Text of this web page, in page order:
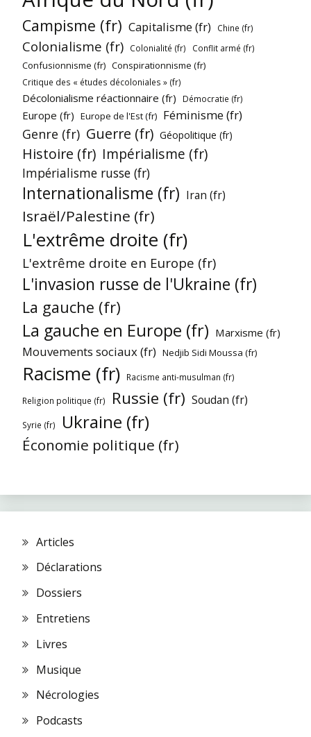
Campisme (fr) Capitalisme (fr) Chine (fr)
Colonialisme (fr) Colonialité (fr) Conflit armé (fr)
Confusionnisme (fr) Conspirationnisme (fr)
Critique des « études décoloniales » (fr)
Décolonialisme réactionnaire (fr) Démocratie (fr)
Europe (fr) Europe de l'Est (fr) Féminisme (fr)
Genre (fr) Guerre (fr) Géopolitique (fr)
Histoire (fr) Impérialisme (fr)
Impérialisme russe (fr)
Internationalisme (fr) Iran (fr)
Israël/Palestine (fr)
L'extrême droite (fr)
L'extrême droite en Europe (fr)
L'invasion russe de l'Ukraine (fr)
La gauche (fr)
La gauche en Europe (fr) Marxisme (fr)
Mouvements sociaux (fr) Nedjib Sidi Moussa (fr)
Racisme (fr) Racisme anti-musulman (fr)
Religion politique (fr) Russie (fr) Soudan (fr)
Syrie (fr) Ukraine (fr)
Économie politique (fr)
Articles
Déclarations
Dossiers
Entretiens
Livres
Musique
Nécrologies
Podcasts